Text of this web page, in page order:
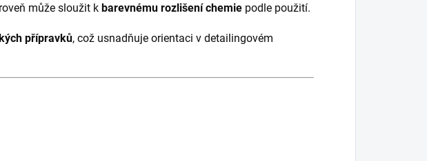
může sloužit k barevnému rozlišení chemie podle použití.
přípravků, což usnadňuje orientaci v detailingovém